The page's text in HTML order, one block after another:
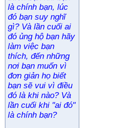
là chính bạn, lúc
đó bạn suy nghĩ
gì? Và lần cuối ai
đó ủng hộ bạn hãy
làm việc bạn
thích, đến những
nơi bạn muốn vì
đơn giản họ biết
bạn sẽ vui vì điều
đó là khi nào? Và
lần cuối khi "ai đó"
là chính bạn?